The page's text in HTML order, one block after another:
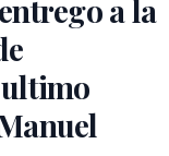
a la
ultimo